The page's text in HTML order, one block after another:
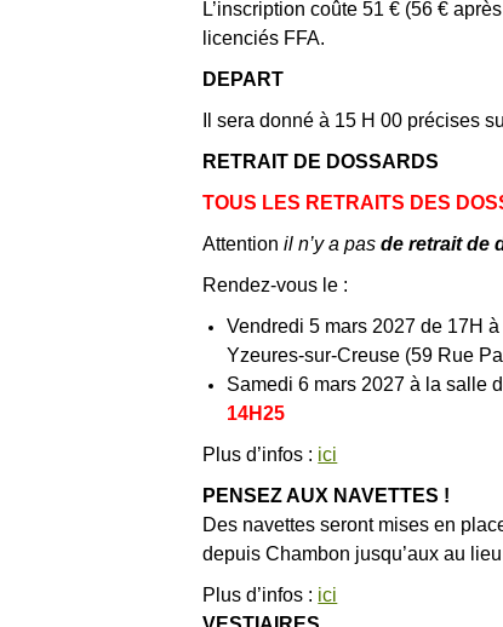
L’inscription coûte 51 € (56 €
licenciés FFA.
DEPART
Il sera donné à 15 H 00 précises
RETRAIT DE DOSSARDS
TOUS LES RETRAITS DES
Attentionil n’y a pas de retrait de
Rendez-vous le :
Vendredi 5 mars 2027 de 17H
Yzeures-sur-Creuse (59 Rue
Samedi 6 mars 2027 à la salle
14H25
Plus d’infos : ici
PENSEZ AUX NAVETTES !
Des navettes seront mises en
depuis Chambon jusqu’aux au
Plus d’infos : ici